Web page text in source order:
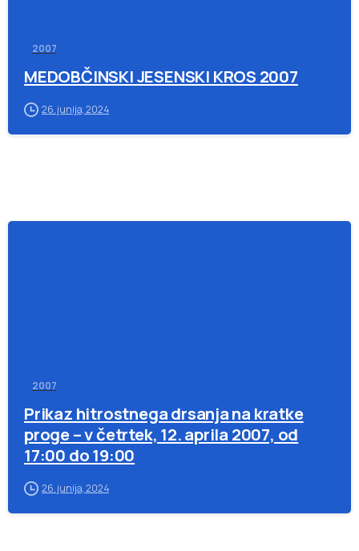
2007
MEDOBČINSKI JESENSKI KROS 2007
26. junija, 2024
2007
Prikaz hitrostnega drsanja na kratke
proge – v četrtek, 12. aprila 2007, od
17:00 do 19:00
26. junija, 2024